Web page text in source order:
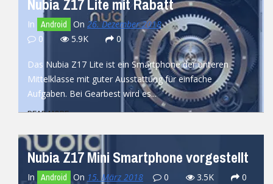
Nubia Z17 Lite mit Rabatt
In Android On 26. Dezember 2018
0
5.9K 0
Das Nubia Z17 Lite ist ein Smartphone der unteren
Mittelklasse mit guter Ausstattung für einfache
Aufgaben. Bei Gearbest wird es...
READ MORE
Nubia Z17 Mini Smartphone vorgestellt
In Android On 15. März 2018 0 3.5K 0